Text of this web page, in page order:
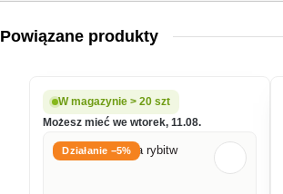
Powiązane produkty
W magazynie > 20 szt
Możesz mieć we wtorek, 11.08.
Działanie −5%